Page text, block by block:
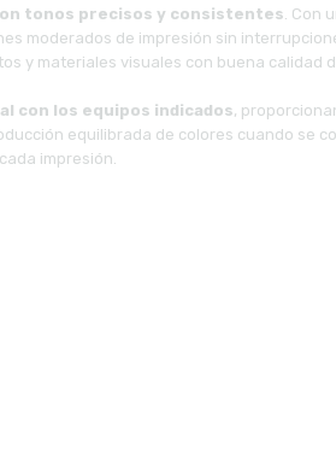
tonos precisos y consistentes . Con
moderados de impresión sin
y materiales visuales con buena calidad
con los equipos indicados,
equilibrada de colores cuando se
impresión.